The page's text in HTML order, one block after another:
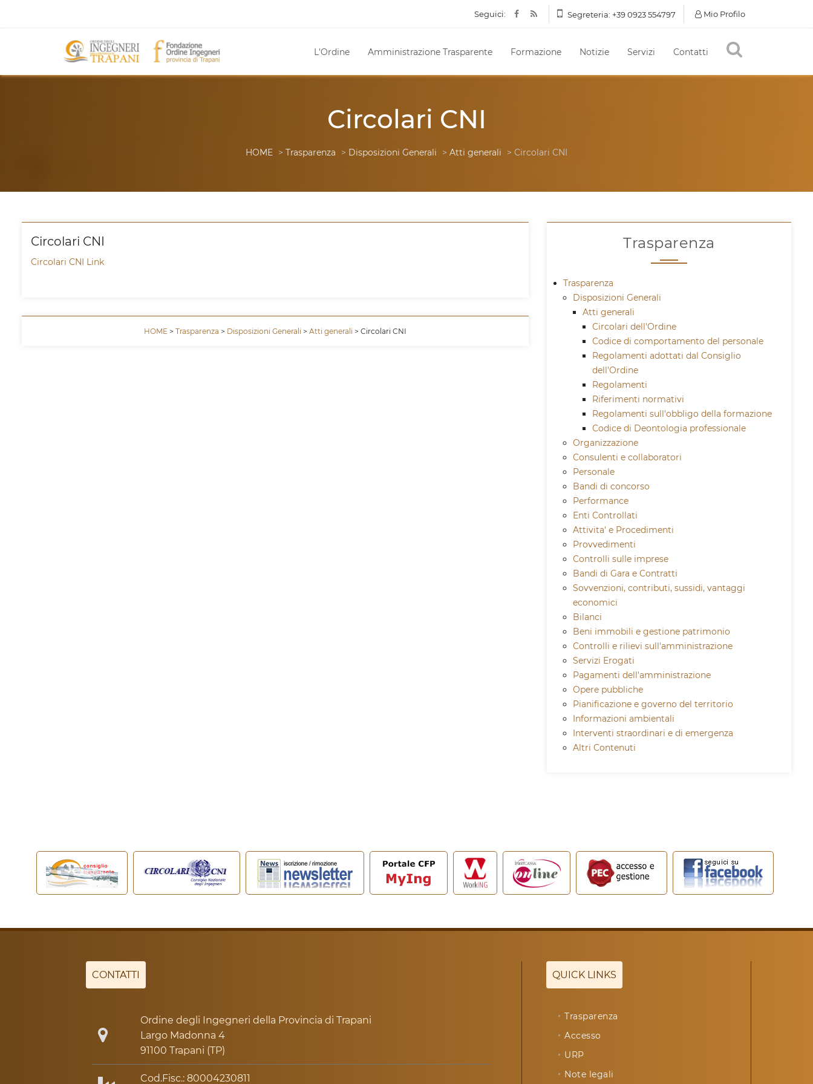
Seguici: Segreteria: +39 0923 554797 Mio Profilo
L'Ordine Amministrazione Trasparente Formazione Notizie Servizi Contatti
Circolari CNI
HOME > Trasparenza > Disposizioni Generali > Atti generali > Circolari CNI
Circolari CNI
Circolari CNI Link
HOME > Trasparenza > Disposizioni Generali > Atti generali > Circolari CNI
Trasparenza
Trasparenza
Disposizioni Generali
Atti generali
Circolari dell'Ordine
Codice di comportamento del personale
Regolamenti adottati dal Consiglio
dell'Ordine
Regolamenti
Riferimenti normativi
Regolamenti sull'obbligo della formazione
Codice di Deontologia professionale
Organizzazione
Consulenti e collaboratori
Personale
Bandi di concorso
Performance
Enti Controllati
Attivita' e Procedimenti
Provvedimenti
Controlli sulle imprese
Bandi di Gara e Contratti
Sovvenzioni, contributi, sussidi, vantaggi
economici
Bilanci
Beni immobili e gestione patrimonio
Controlli e rilievi sull'amministrazione
Servizi Erogati
Pagamenti dell'amministrazione
Opere pubbliche
Pianificazione e governo del territorio
Informazioni ambientali
Interventi straordinari e di emergenza
Altri Contenuti
CONTATTI
Ordine degli Ingegneri della Provincia di Trapani
Largo Madonna 4
91100 Trapani (TP)
Cod.Fisc.: 80004230811
QUICK LINKS
Trasparenza
Accesso
URP
Note legali